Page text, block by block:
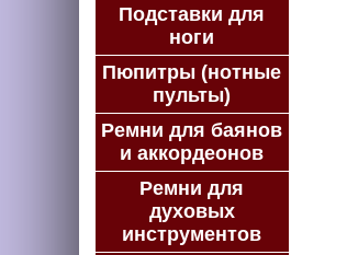
Подставки для
ноги
Пюпитры (нотные
пульты)
Ремни для баянов
и аккордеонов
Ремни для
духовых
инструментов